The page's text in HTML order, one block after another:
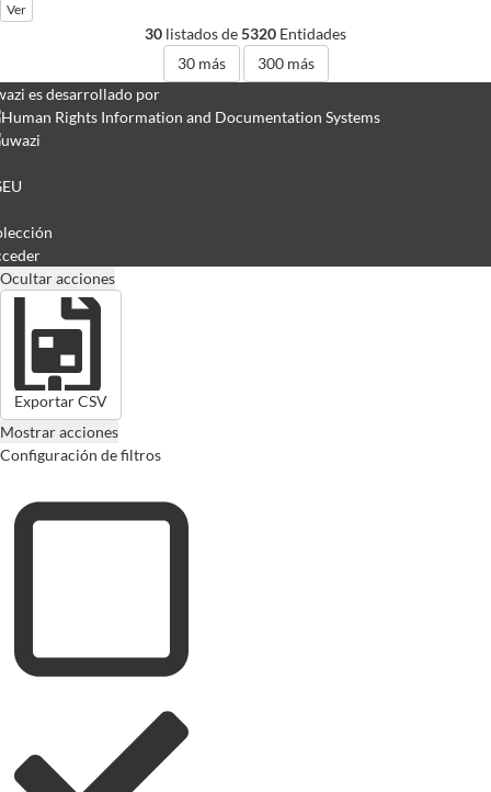
Ver
30 listados de5320 Entidades
30 más 300 más
es desarrollado por
Ocultar acciones
Exportar CSV
Mostrar acciones
Configuración de filtros